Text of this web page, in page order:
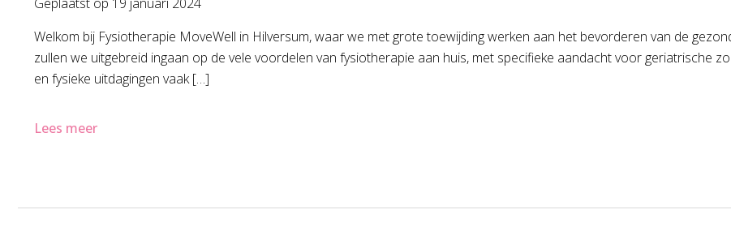
Welkom bij Fysiotherapie MoveWell in Hilversum, waar we met grote toewijding werken aan het bevorderen van de
zullen we uitgebreid ingaan op de vele voordelen van fysiotherapie aan huis, met specifieke aandacht voor geriatrische
en fysieke uitdagingen vaak […]
Lees meer